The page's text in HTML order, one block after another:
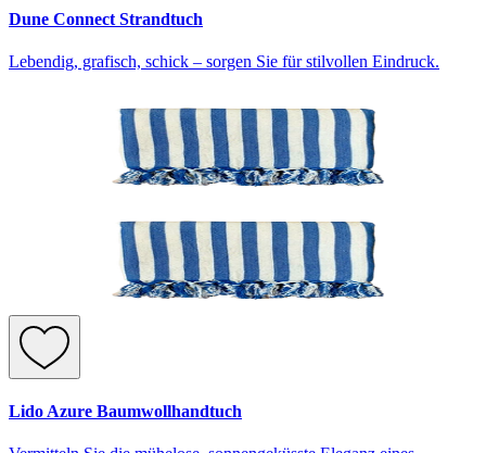
Dune Connect Strandtuch
Lebendig, grafisch, schick – sorgen Sie für stilvollen Eindruck.
Lido Azure Baumwollhandtuch